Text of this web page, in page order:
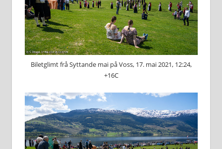
Biletglimt frå Syttande mai på Voss, 17. mai 2021, 12:24,
+16C